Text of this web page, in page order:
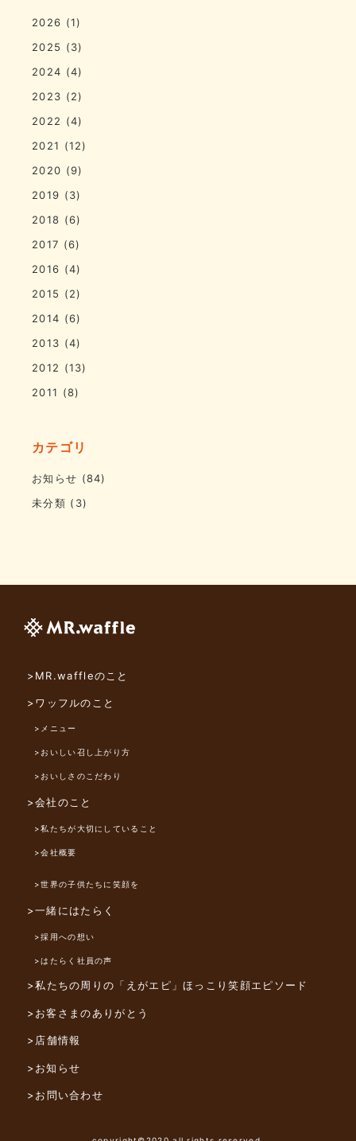
2026 (1)
2025 (3)
2024 (4)
2023 (2)
2022 (4)
2021 (12)
2020 (9)
2019 (3)
2018 (6)
2017 (6)
2016 (4)
2015 (2)
2014 (6)
2013 (4)
2012 (13)
2011 (8)
カテゴリ
お知らせ (84)
未分類 (3)
>MR.waffleのこと
>ワッフルのこと
>メニュー
>おいしい召し上がり方
>おいしさのこだわり
>会社のこと
>私たちが大切にしていること
>会社概要
>世界の子供たちに笑顔を
>一緒にはたらく
>採用への想い
>はたらく社員の声
>私たちの周りの「えがエピ」ほっこり笑顔エピソード
>お客さまのありがとう
>店舗情報
>お知らせ
>お問い合わせ